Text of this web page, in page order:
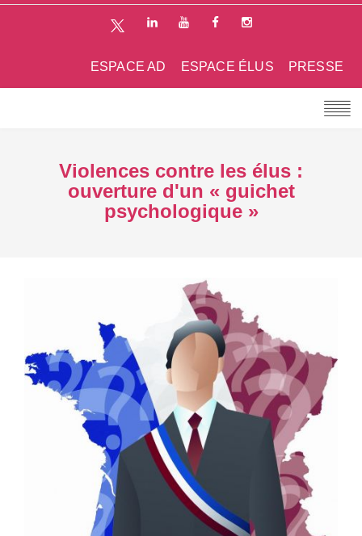
PRESSE
ESPACE ÉLUS
ESPACE AD
Violences contre les élus :
ouverture d'un « guichet
psychologique »